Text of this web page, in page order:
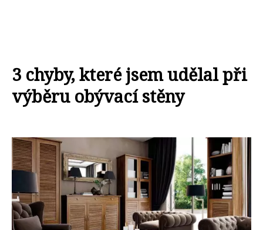
3 chyby, které jsem udělal při
výběru obývací stěny